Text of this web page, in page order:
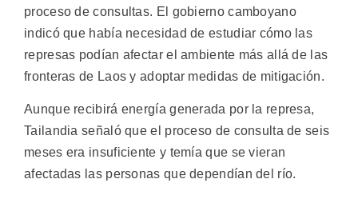
proceso de consultas. El gobierno camboyano
indicó que había necesidad de estudiar cómo las
represas podían afectar el ambiente más allá de las
fronteras de Laos y adoptar medidas de mitigación.
Aunque recibirá energía generada por la represa,
Tailandia señaló que el proceso de consulta de seis
meses era insuficiente y temía que se vieran
afectadas las personas que dependían del río.